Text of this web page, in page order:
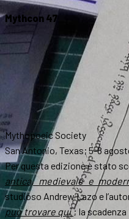
Mythcon 47
Mythopoeic Society
San Antonio, Texas; 5-8
Per questa edizione è stato
antica, medievale e
studioso Andrew Lazo e
può trovare qui; la